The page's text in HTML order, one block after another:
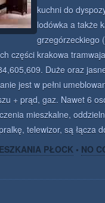
kuchni do
lodówka a także
grzegórzeckiego
części krakowa
Duże oraz
jest w pełni
+ prąd, gaz. Nawet 6
mieszkalne,
telewizor, są łącza
PŁOCK • NO